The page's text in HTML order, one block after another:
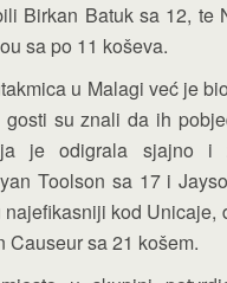
Birkan Batuk sa 12, te
sa po 11 koševa.
u Malagi već je
gosti su znali da ih
je odigrala sjajno i
Toolson sa 17 i
kod Unicaje,
Causeur sa 21 košem.